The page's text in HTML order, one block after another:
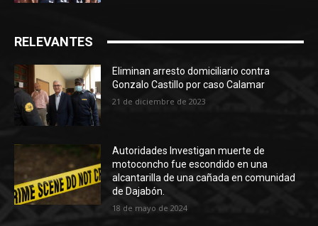
RELEVANTES
Eliminan arresto domiciliario contra
Gonzalo Castillo por caso Calamar
21 de diciembre de 2023
Autoridades Investigan muerte de
motoconcho fue escondido en una
alcantarilla de una cañada en comunidad
de Dajabón.
18 de mayo de 2024